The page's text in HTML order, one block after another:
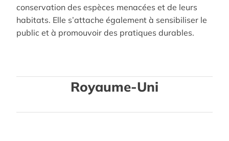
conservation des espèces menacées et de leurs
habitats. Elle s’attache également à sensibiliser le
public et à promouvoir des pratiques durables.
Royaume-Uni